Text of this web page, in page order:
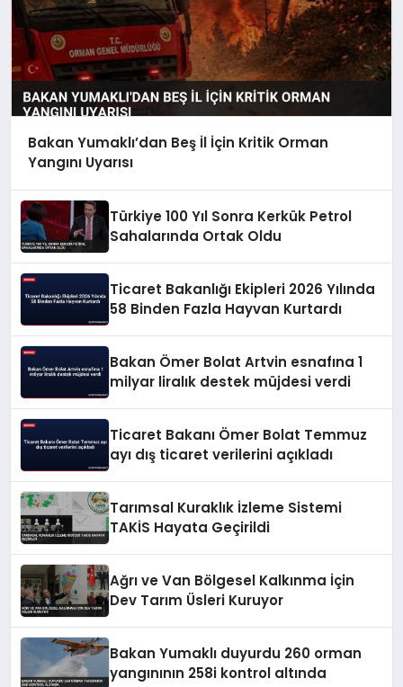
Bakan Yumaklı’dan Beş İl İçin Kritik Orman
Yangını Uyarısı
Türkiye 100 Yıl Sonra Kerkük Petrol
Sahalarında Ortak Oldu
Ticaret Bakanlığı Ekipleri 2026 Yılında
58 Binden Fazla Hayvan Kurtardı
Bakan Ömer Bolat Artvin esnafına 1
milyar liralık destek müjdesi verdi
Ticaret Bakanı Ömer Bolat Temmuz
ayı dış ticaret verilerini açıkladı
Tarımsal Kuraklık İzleme Sistemi
TAKİS Hayata Geçirildi
Ağrı ve Van Bölgesel Kalkınma İçin
Dev Tarım Üsleri Kuruyor
Bakan Yumaklı duyurdu 260 orman
yangınının 258i kontrol altında